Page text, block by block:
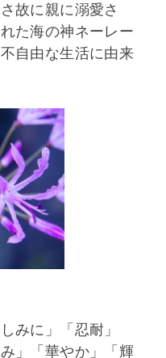
故に親に溺愛さ
た海の神ネーレー
自由な生活に由来
みに」「忍耐」
」「華やか」「輝